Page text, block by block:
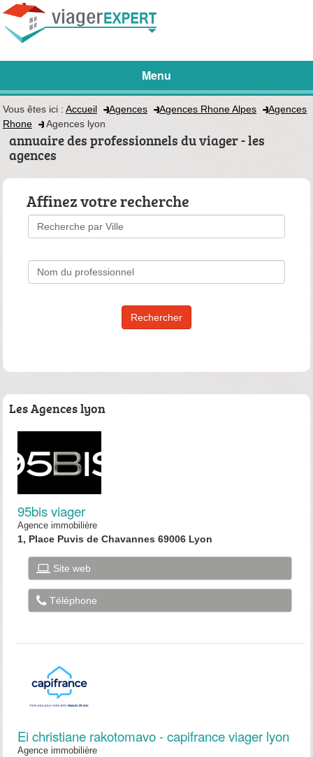
Menu
Vous êtes ici : Accueil Agences Agences Rhone Alpes
Agences
Rhone
Agences lyon
annuaire des professionnels du viager - les
agences
Affinez votre recherche
Les Agences lyon
95bis viager
Agence immobilière
1, Place Puvis de Chavannes 69006 Lyon
Site web
Téléphone
Ei christiane rakotomavo - capifrance viager lyon
Agence immobilière